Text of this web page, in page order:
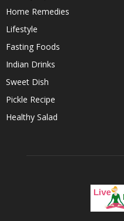
Home Remedies
Lifestyle
Fasting Foods
Indian Drinks
Sweet Dish
Pickle Recipe
Healthy Salad